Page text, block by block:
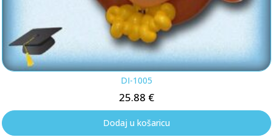
DI-1005
25.88 €
Dodaj u košaricu